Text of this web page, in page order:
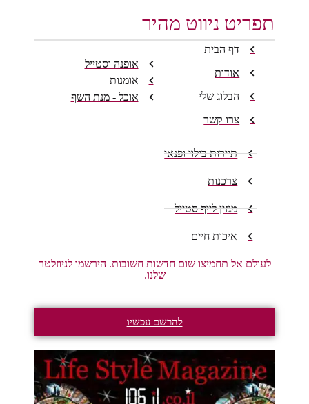
תפריט ניווט מהיר
דף הבית
אודות
הבלוג שלי
צרו קשר
אופנה וסטייל
אומנות
אוכל - מנת השף
תיירות בילוי ופנאי
צרכנות
מגזין לייף סטייל
איכות חיים
לעולם אל תחמיצו שום חדשות חשובות. הירשמו לניוזלטר
שלנו.
להרשם עכשיו